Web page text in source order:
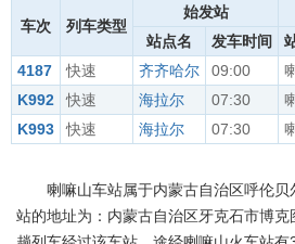
车次 列车类型
始发站
站点名
发车时间
4187
快速 齐齐哈尔 09:00
K992
快速 海拉尔 07:30
K993
快速 海拉尔 07:30
喇嘛山车站属于内蒙古自治区呼伦
站的地址为：内蒙古自治区牙克石市博